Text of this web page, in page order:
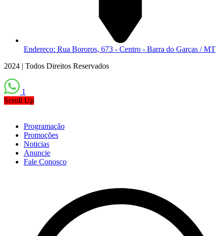
Endereço: Rua Bororos, 673 - Centro - Barra do Garças / MT
2024 | Todos Direitos Reservados
1
Scroll Up
Programação
Promoções
Noticias
Anuncie
Fale Conosco